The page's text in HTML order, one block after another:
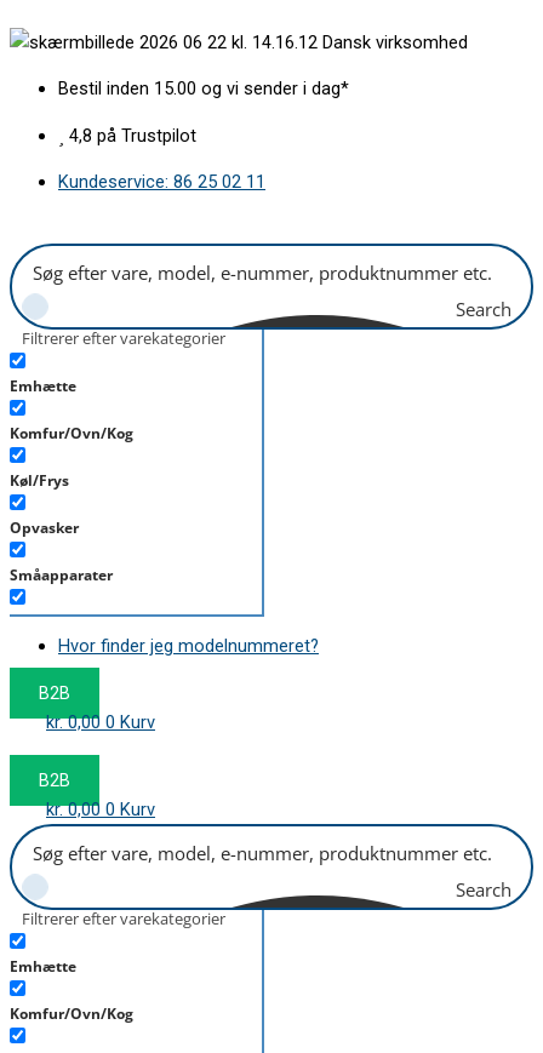
til
Dansk virksomhed
Bestil inden 15.00 og vi sender i dag*
4,8 på Trustpilot
Kundeservice: 86 25 02 11
Search
Filtrerer efter varekategorier
Emhætte
Komfur/Ovn/Kog
Køl/Frys
Opvasker
Småapparater
Støvsuger
Tørretumbler
Tilbehør/Plejemidler
Hvor finder jeg modelnummeret?
B2B
kr.0,00 0 Kurv
B2B
kr.0,00 0 Kurv
Search
Filtrerer efter varekategorier
Emhætte
Komfur/Ovn/Kog
475x205mm